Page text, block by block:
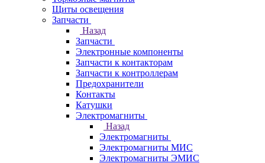
Щиты освещения
Запчасти
Назад
Запчасти
Электронные компоненты
Запчасти к контакторам
Запчасти к контроллерам
Предохранители
Контакты
Катушки
Электромагниты
Назад
Электромагниты
Электромагниты МИС
Электромагниты ЭМИС